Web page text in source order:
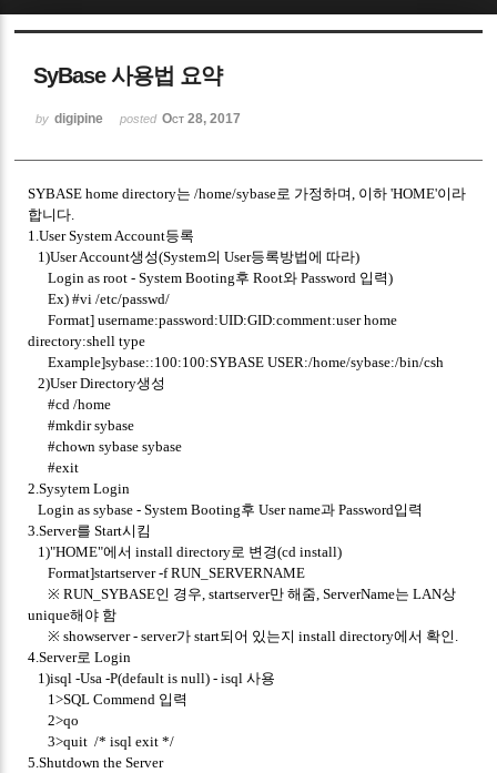
SyBase 사용법 요약
by digipine posted Oct 28, 2017
SYBASE home directory는 /home/sybase로 가정하며, 이하 'HOME'이라
합니다.
1.User System Account등록
1)User Account생성(System의 User등록방법에 따라)
Login as root - System Booting후 Root와 Password 입력)
Ex) #vi /etc/passwd/
Format] username:password:UID:GID:comment:user home
directory:shell type
Example]sybase::100:100:SYBASE USER:/home/sybase:/bin/csh
2)User Directory생성
#cd /home
#mkdir sybase
#chown sybase sybase
#exit
2.Sysytem Login
Login as sybase - System Booting후 User name과 Password입력
3.Server를 Start시킴
1)"HOME"에서 install directory로 변경(cd install)
Format]startserver -f RUN_SERVERNAME
※ RUN_SYBASE인 경우, startserver만 해줌, ServerName는 LAN상
unique해야 함
※ showserver - server가 start되어 있는지 install directory에서 확인.
4.Server로 Login
1)isql -Usa -P(default is null) - isql 사용
1>SQL Commend 입력
2>qo
3>quit /* isql exit */
5.Shutdown the Server
Sketchbook5, 스케치북5
Sketchbook5, 스케치북5